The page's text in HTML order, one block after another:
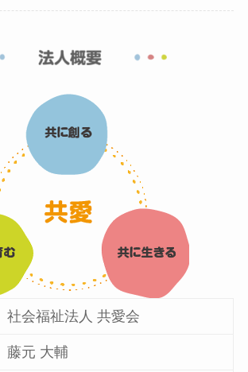
社会福祉法人 共愛会
藤元 大輔